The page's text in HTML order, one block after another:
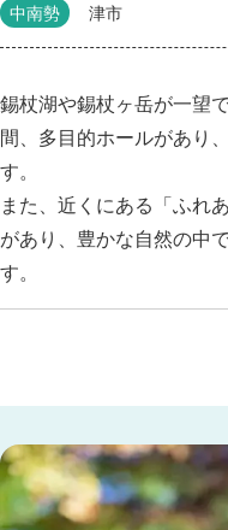
中南勢 津市
錫杖湖や錫杖ヶ岳が一望
間、多目的ホールがあり
す。
また、近くにある「ふれ
があり、豊かな自然の中
す。